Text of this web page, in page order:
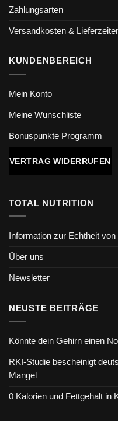
Zahlungsarten
Versandkosten &
KUNDENBEREICH
Mein Konto
Meine Wunschliste
Bonuspunkte Programm
VERTRAG WIDERRUFEN
TOTAL NUTRITION
Information zur Echtheit
Über uns
Newsletter
NEUSTE BEITRÄGE
Könnte dein Gehirn einen
RKI-Studie bescheinigt
Mangel
0 Kalorien und Fettgehalt in